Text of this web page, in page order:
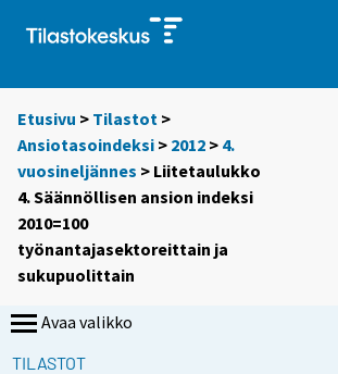
Etusivu > Tilastot >
Ansiotasoindeksi > 2012 > 4.
vuosineljännes > Liitetaulukko
4. Säännöllisen ansion indeksi
2010=100
työnantajasektoreittain ja
sukupuolittain
Avaa valikko
TILASTOT